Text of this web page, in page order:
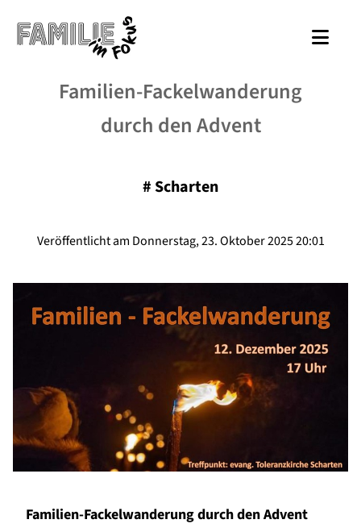
Familien-Fackelwanderung
durch den Advent
# Scharten
Veröffentlicht am Donnerstag, 23. Oktober 2025 20:01
Familien-Fackelwanderung durch den Advent